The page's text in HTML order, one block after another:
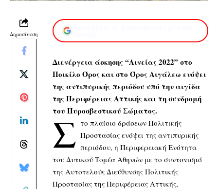
Δημοσίευση
Διενέργεια άσκησης “Αινείας 2022” στο
Ποικίλο Όρος και στο Όρος Αιγάλεω ενόψει
της αντιπυρικής περιόδου υπό την αιγίδα
της Περιφέρειας Αττικής και τη συνδρομή
του Πυροσβεστικού Σώματος.
Σ το πλαίσιο δράσεων Πολιτικής
Προστασίας ενόψει της αντιπυρικής
περιόδου, η Περιφερειακή Ενότητα
του Δυτικού Τομέα Αθηνών με το συντονισμό
της Αυτοτελούς Διεύθυνσης Πολιτικής
Προστασίας της Περιφέρειας Αττικής,